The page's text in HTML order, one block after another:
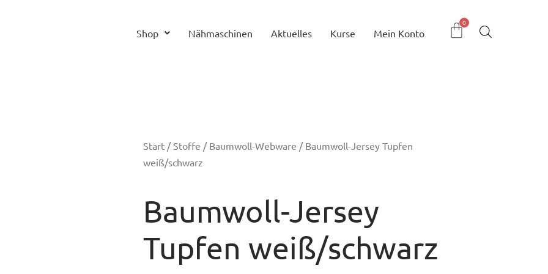
Shop Nähmaschinen Aktuelles Kurse Mein Konto
Start / Stoffe / Baumwoll-Webware / Baumwoll-Jersey Tupfen
weiß/schwarz
Baumwoll-Jersey
Tupfen weiß/schwarz